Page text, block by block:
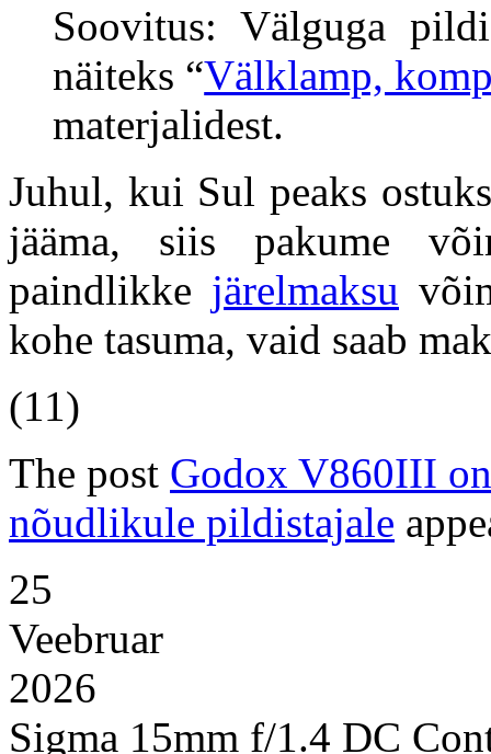
Soovitus: Välguga
näiteks “Välklamp,
materjalidest.
Juhul, kui Sul peaks
jääma, siis pakume
paindlikke järelmaksu
kohe tasuma, vaid saab
(11)
The post Godox V860III
nõudlikule pildistajale
25
Veebruar
2026
Sigma 15mm f/1.4 DC